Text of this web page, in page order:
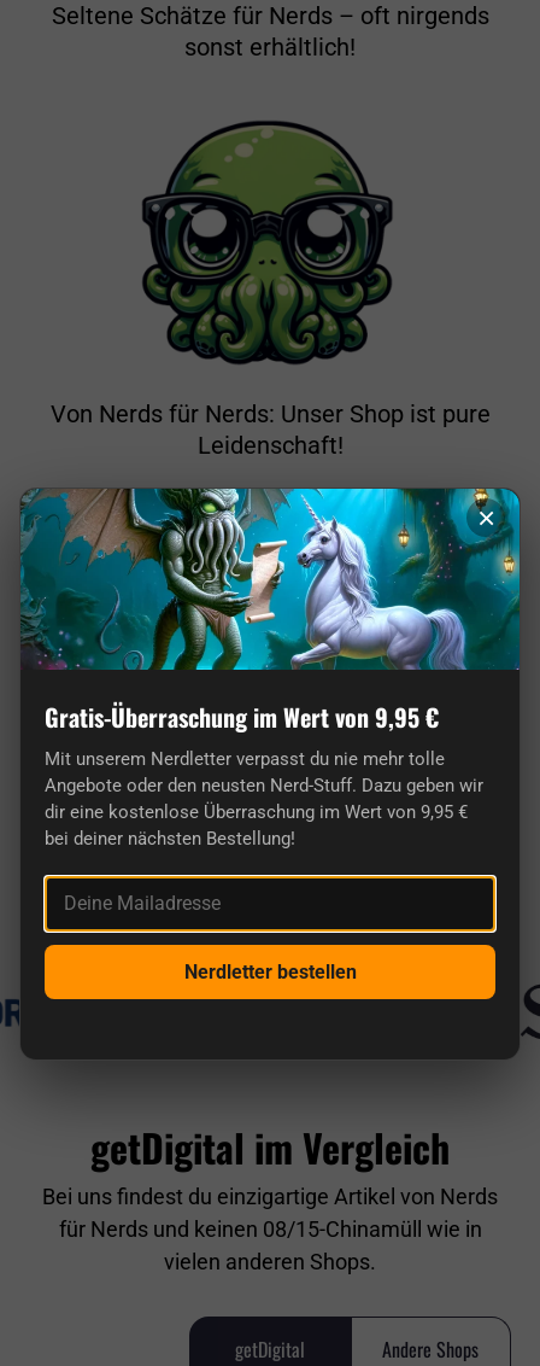
Seltene Schätze für Nerds – oft nirgends
sonst erhältlich!
Von Nerds für Nerds: Unser Shop ist pure
Leidenschaft!
Hier findest du wirklich originelle Geschenke
für Nerds.
Bekannt aus
getDigital im Vergleich
Bei uns findest du einzigartige Artikel von Nerds
für Nerds und keinen 08/15-Chinamüll wie in
vielen anderen Shops.
getDigital Andere Shops
×
Gratis-Überraschung im Wert von 9,95 €
Mit unserem Nerdletter verpasst du nie mehr tolle
Angebote oder den neusten Nerd-Stuff. Dazu geben wir
dir eine kostenlose Überraschung im Wert von 9,95 €
bei deiner nächsten Bestellung!
Deine Mailadresse
Nerdletter bestellen